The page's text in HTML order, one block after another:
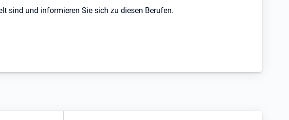
sind und informieren Sie sich zu diesen Berufen.